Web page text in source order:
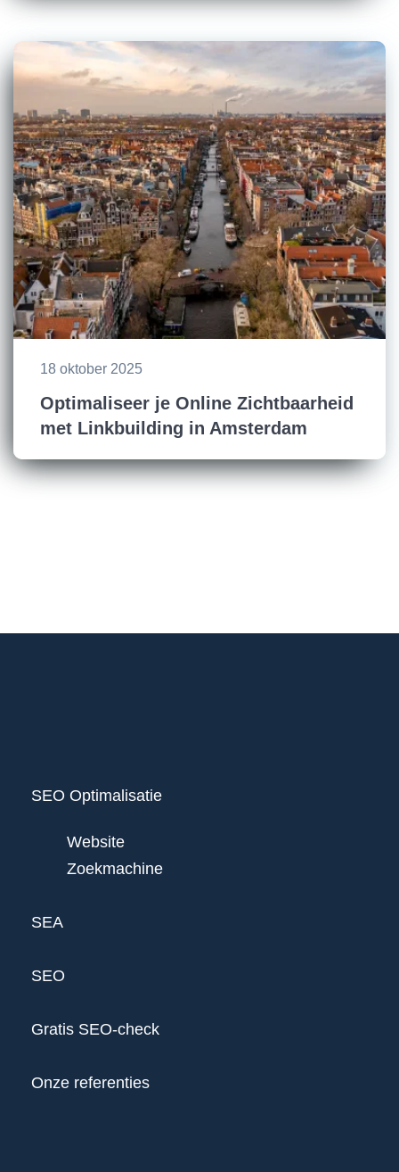
18 oktober 2025
Optimaliseer je Online Zichtbaarheid
met Linkbuilding in Amsterdam
SEO Optimalisatie
Website
Zoekmachine
SEA
SEO
Gratis SEO-check
Onze referenties